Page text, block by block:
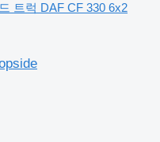
트럭 DAF CF 330 6x2